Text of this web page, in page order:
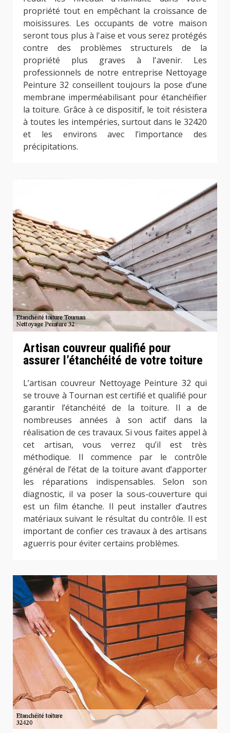
propriété tout en empêchant la croissance de
moisissures. Les occupants de votre maison
seront tous plus à l'aise et vous serez protégés
contre des problèmes structurels de la
propriété plus graves à l'avenir. Les
professionnels de notre entreprise Nettoyage
Peinture 32 conseillent toujours la pose d’une
membrane imperméabilisant pour étanchéifier
la toiture. Grâce à ce dispositif, le toit résistera
à toutes les intempéries, surtout dans le 32420
et les environs avec l’importance des
précipitations.
Artisan couvreur qualifié pour
assurer l’étanchéité de votre toiture
L’artisan couvreur Nettoyage Peinture 32 qui
se trouve à Tournan est certifié et qualifié pour
garantir l’étanchéité de la toiture. Il a de
nombreuses années à son actif dans la
réalisation de ces travaux. Si vous faites appel à
cet artisan, vous verrez qu’il est très
méthodique. Il commence par le contrôle
général de l’état de la toiture avant d’apporter
les réparations indispensables. Selon son
diagnostic, il va poser la sous-couverture qui
est un film étanche. Il peut installer d’autres
matériaux suivant le résultat du contrôle. Il est
important de confier ces travaux à des artisans
aguerris pour éviter certains problèmes.